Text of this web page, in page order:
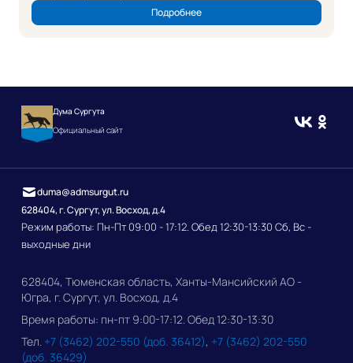
Подробнее
Дума Сургута
Официальный сайт
628404, г. Сургут, ул. Восход, д.4
Режим работы: Пн-Пт 09:00 - 17:12. Обед 12:30-13:30 Сб, Вс -
выходные дни
duma@admsurgut.ru
628404, Тюменская область, Ханты-Мансийский АО -
Югра, г. Сургут, ул. Восход, д.4
Время работы: пн-пт 9:00-17:12. Обед 12:30-13:30
Тел. +7 (3462) 202-550 (доб. 36412), +7 (3462) 202-550
(доб. 36429)